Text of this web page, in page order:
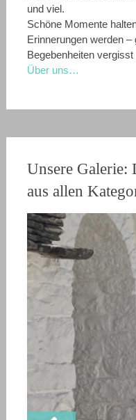
und viel.
Schöne Momente
Erinnerungen werden –
Begebenheiten
Über uns…
Unsere Galerie:
aus allen